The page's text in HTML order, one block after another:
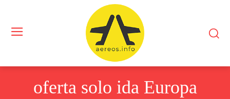
oferta solo ida Europa